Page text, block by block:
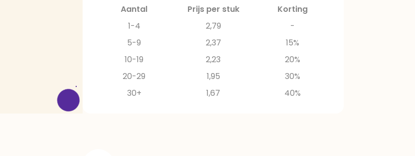
Aantal Prijs per stuk
Korting
1-4
2,79
-
5-9
2,37
15%
10-19
2,23
20%
20-29
1,95
30%
30+
1,67 40%